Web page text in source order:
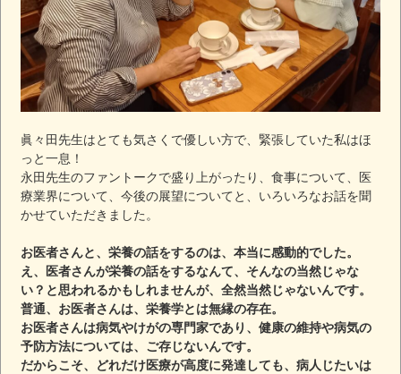
眞々田先生はとても気さくで優しい方で、緊張していた私はほ
っと一息！
永田先生のファントークで盛り上がったり、食事について、医
療業界について、今後の展望についてと、いろいろなお話を聞
かせていただきました。
お医者さんと、栄養の話をするのは、本当に感動的でした。
え、医者さんが栄養の話をするなんて、そんなの当然じゃな
い？と思われるかもしれませんが、全然当然じゃないんです。
普通、お医者さんは、栄養学とは無縁の存在。
お医者さんは病気やけがの専門家であり、健康の維持や病気の
予防方法については、ご存じないんです。
だからこそ、どれだけ医療が高度に発達しても、病人じたいは